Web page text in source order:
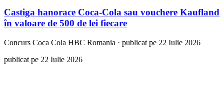
Castiga hanorace Coca-Cola sau vouchere Kaufland
în valoare de 500 de lei fiecare
Concurs Coca Cola HBC Romania · publicat pe 22 Iulie 2026
publicat pe 22 Iulie 2026